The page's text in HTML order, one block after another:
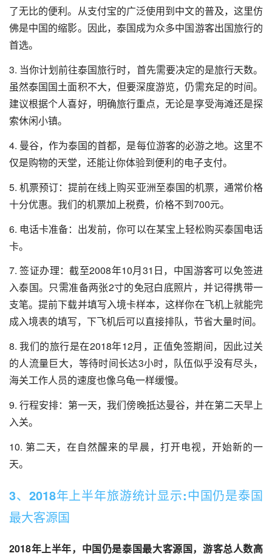
了无比的便利。从支付宝的广泛使用到中文的普及，这里仿
佛是中国的缩影。因此，泰国成为众多中国游客出国旅行的
首选。
3. 当你计划前往泰国旅行时，首先需要决定的是旅行天数。
虽然泰国国土面积不大，但要深度游览，仍需充足的时间。
建议根据个人喜好，明确旅行重点，无论是享受海滩还是探
索休闲小镇。
4. 曼谷，作为泰国的首都，是每位游客的必游之地。这里不
仅是购物的天堂，还能让你体验到便利的电子支付。
5. 机票预订：提前在线上购买亚洲至泰国的机票，通常价格
十分优惠。我们的机票加上税费，价格不到700元。
6. 电话卡准备：出发前，你可以在某宝上轻松购买泰国电话
卡。
7. 签证办理：截至2008年10月31日，中国游客可以免签进
入泰国。只需准备两张2寸的免冠白底照片，并记得携带一
支笔。提前下载并填写入境卡样本，这样你在飞机上就能完
成入境表的填写，下飞机后可以直接排队，节省大量时间。
8. 我们的旅行是在2018年12月，正值免签期间，因此过关
的人流量巨大，等待时间长达3小时，队伍似乎没有尽头，
海关工作人员的速度也像乌龟一样缓慢。
9. 行程安排：第一天，我们傍晚抵达曼谷，并在第二天早上
入关。
10. 第二天，在自然醒来的早晨，打开电视，开始新的一
天。
3、2018年上半年旅游统计显示:中国仍是泰国
最大客源国
2018年上半年，中国仍是泰国最大客源国，游客总人数高